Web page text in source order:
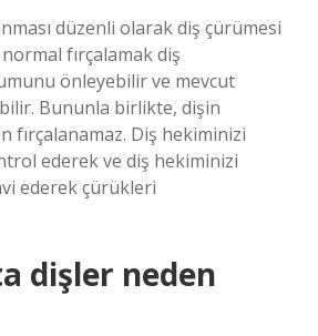
düzenli olarak diş çürümesi
fırçalamak diş
önleyebilir ve mevcut
Bununla birlikte, dişin
fırçalanamaz. Diş hekiminizi
ederek ve diş hekiminizi
ederek çürükleri
dişler neden